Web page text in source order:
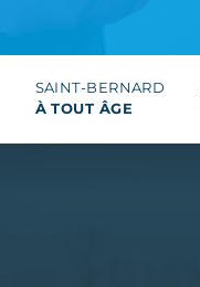
SAINT-BERNARD
À TOUT ÂGE